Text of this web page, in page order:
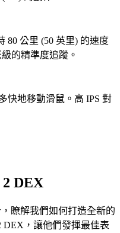
80 公里 (50 英里) 的速度
的精準度追蹤。
快地移動滑鼠。高 IPS 對
DEX
瞭解我們如何打造全新的
DEX，讓他們發揮最佳表